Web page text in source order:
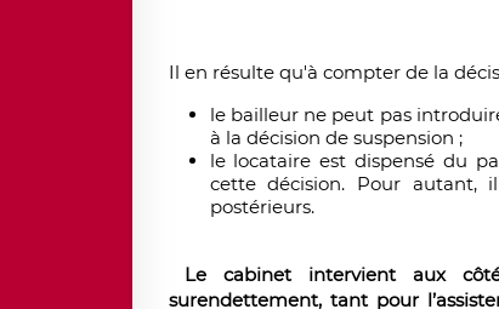
Il en résulte qu'à compter de la
le bailleur ne peut pas
à la décision de suspension ;
le locataire est dispensé du
cette décision. Pour autant,
postérieurs.
Le cabinet intervient aux
surendettement, tant pour